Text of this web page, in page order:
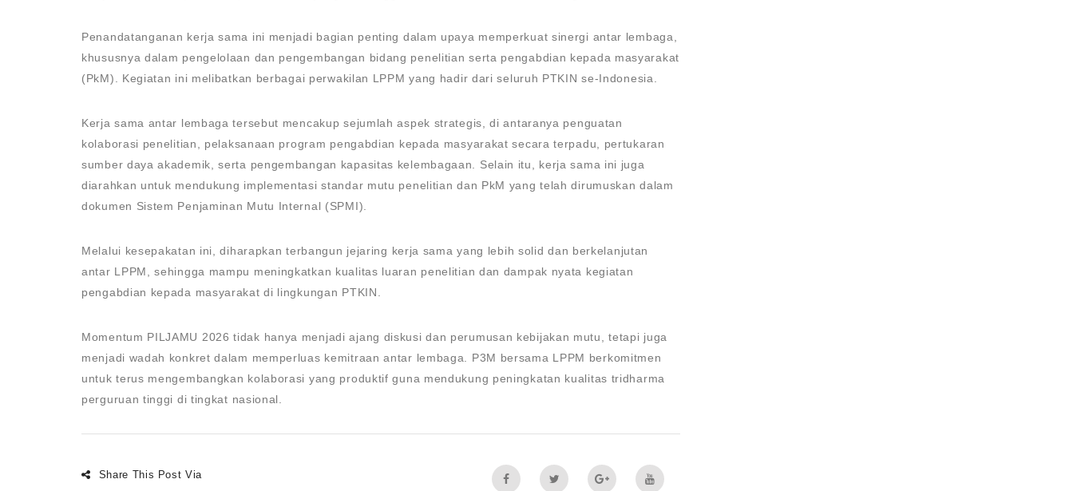
Penandatanganan kerja sama ini menjadi bagian penting dalam upaya memperkuat sinergi antar lembaga,
khususnya dalam pengelolaan dan pengembangan bidang penelitian serta pengabdian kepada masyarakat
(PkM). Kegiatan ini melibatkan berbagai perwakilan LPPM yang hadir dari seluruh PTKIN se-Indonesia.
Kerja sama antar lembaga tersebut mencakup sejumlah aspek strategis, di antaranya penguatan
kolaborasi penelitian, pelaksanaan program pengabdian kepada masyarakat secara terpadu, pertukaran
sumber daya akademik, serta pengembangan kapasitas kelembagaan. Selain itu, kerja sama ini juga
diarahkan untuk mendukung implementasi standar mutu penelitian dan PkM yang telah dirumuskan dalam
dokumen Sistem Penjaminan Mutu Internal (SPMI).
Melalui kesepakatan ini, diharapkan terbangun jejaring kerja sama yang lebih solid dan berkelanjutan
antar LPPM, sehingga mampu meningkatkan kualitas luaran penelitian dan dampak nyata kegiatan
pengabdian kepada masyarakat di lingkungan PTKIN.
Momentum PILJAMU 2026 tidak hanya menjadi ajang diskusi dan perumusan kebijakan mutu, tetapi juga
menjadi wadah konkret dalam memperluas kemitraan antar lembaga. P3M bersama LPPM berkomitmen
untuk terus mengembangkan kolaborasi yang produktif guna mendukung peningkatan kualitas tridharma
perguruan tinggi di tingkat nasional.
Share This Post Via